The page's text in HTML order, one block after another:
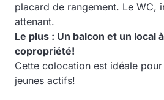
placard de rangement. Le WC,
attenant.
Le plus : Un balcon et un local
copropriété!
Cette colocation est idéale
jeunes actifs!